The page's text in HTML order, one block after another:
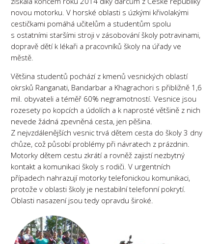
novou motorku. V horské oblasti s úzkými křivolakými
cestičkami pomáhá učitelům a studentům spolu
s ostatními staršími stroji v zásobování školy potravinami,
dopravě dětí k lékaři a pracovníků školy na úřady ve
městě.
Většina studentů pochází z kmenů vesnických oblastí
okrsků Ranganati, Bandarbar a Khagrachori s přibližně 1,6
mil. obyvateli a téměř 60% negramotností. Vesnice jsou
rozesety po kopcích a údolích a k naprosté většině z nich
nevede žádná zpevněná cesta, jen pěšina.
Z nejvzdálenějších vesnic trvá dětem cesta do školy 3 dny
chůze, což působí problémy při návratech z prázdnin.
Motorky dětem cestu zkrátí a rovněž zajistí nezbytný
kontakt a komunikaci školy s rodiči. V urgentních
případech nahrazují motorky telefonickou komunikaci,
protože v oblasti školy je nestabilní telefonní pokrytí.
Oblasti nasazení jsou tedy opravdu široké.